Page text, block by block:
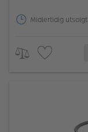
Midlertidig utsolgt